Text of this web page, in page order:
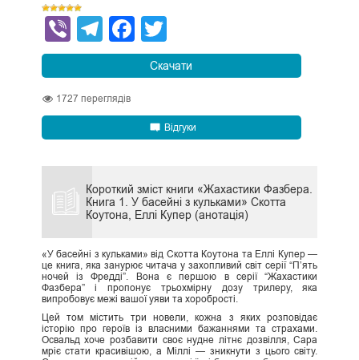
ViberTelegram
Facebook
Скачати
1727 переглядів
Відгуки
Короткий зміст книги «Жахастики Фазбера.
Книга 1. У басейні з кульками» Скотта
Коутона, Еллі Купер (анотація)
«У басейні з кульками» від Скотта Коутона та Еллі Купер —
це книга, яка занурює читача у захопливий світ серії “П’ять
ночей із Фредді”. Вона є першою в серії “Жахастики
Фазбера” і пропонує трьохмірну дозу трилеру, яка
випробовує межі вашої уяви та хоробрості.
Цей том містить три новели, кожна з яких розповідає
історію про героїв із власними бажаннями та страхами.
Освальд хоче розбавити своє нудне літнє дозвілля, Сара
мріє стати красивішою, а Міллі — зникнути з цього світу.